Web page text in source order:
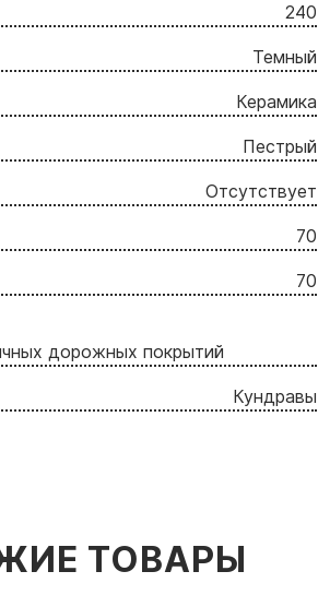
240
Темный
Керамика
Пестрый
Отсутствует
70
70
дорожных покрытий
Кундравы
ТОВАРЫ